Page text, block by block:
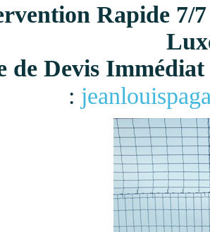
Rapide 7/
de Devis
: